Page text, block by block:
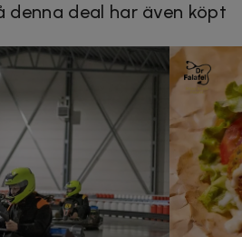
denna deal har även köpt